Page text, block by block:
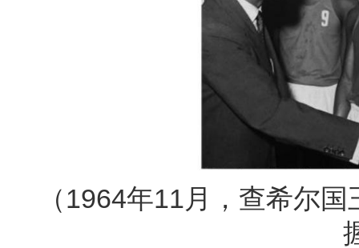
（1964年11月，查希尔